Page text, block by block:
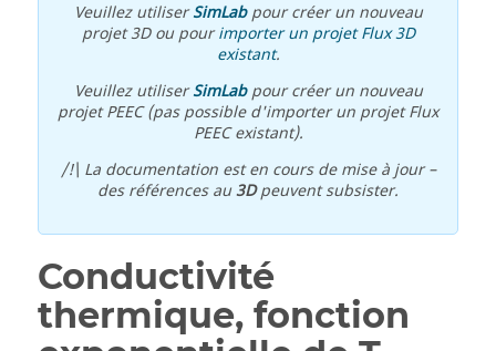
Veuillez utiliserSimLabpour créer un nouveau
projet 3D ou pourimporter un projet Flux 3D
existant.
Veuillez utiliserSimLabpour créer un nouveau
projet PEEC (pas possible d'importer un projet Flux
PEEC existant).
/!\ La documentation est en cours de mise à jour –
des références au3Dpeuvent subsister.
Conductivité
thermique, fonction